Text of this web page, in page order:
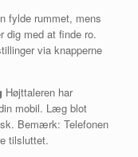
fylde rummet, mens
dig med at finde ro.
via knapperne
Højttaleren har
mobil. Læg blot
Bemærk: Telefonen
tilsluttet.